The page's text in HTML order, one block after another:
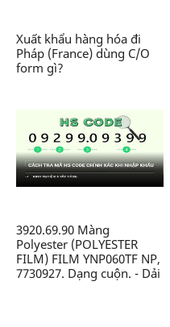
Xuất khẩu hàng hóa đi
Pháp (France) dùng C/O
form gì?
3920.69.90 Màng
Polyester (POLYESTER
FILM) FILM YNP060TF NP,
7730927. Dạng cuộn. - Dải